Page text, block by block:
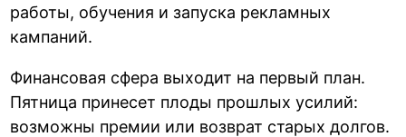
работы, обучения и запуска рекламных
кампаний.
Финансовая сфера выходит на первый план.
Пятница принесет плоды прошлых усилий:
возможны премии или возврат старых долгов.